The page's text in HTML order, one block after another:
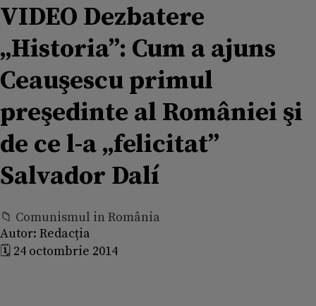
VIDEO Dezbatere
„Historia”: Cum a ajuns
Ceauşescu primul
preşedinte al României şi
de ce l-a „felicitat”
Salvador Dalí
📁 Comunismul in România
Autor: Redacția
🗓️ 24 octombrie 2014